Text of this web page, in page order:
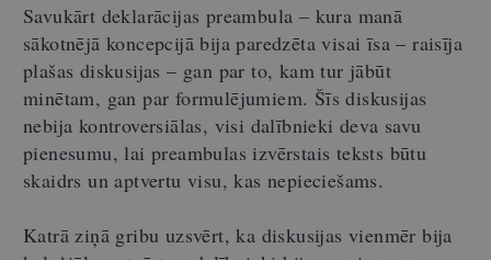
Savukārt deklarācijas preambula – kura manā
sākotnējā koncepcijā bija paredzēta visai īsa – raisīja
plašas diskusijas – gan par to, kam tur jābūt
minētam, gan par formulējumiem. Šīs diskusijas
nebija kontroversiālas, visi dalībnieki deva savu
pienesumu, lai preambulas izvērstais teksts būtu
skaidrs un aptvertu visu, kas nepieciešams.
Katrā ziņā gribu uzsvērt, ka diskusijas vienmēr bija